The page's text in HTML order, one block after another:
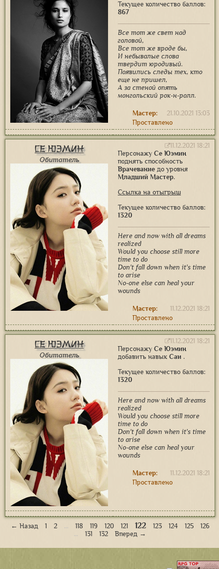
Текущее количество баллов:
867
Все тот же свет над
головой,
Все тот же вроде бы,
И небывалые слова
твердит юродивый.
Появились следы тех, кто
еще не пришел,
А за стеной опять
монгольский рок-н-ролл.
21.10.2021 13:03
Мастер:
Проставлено
Се Юэмин
Обитатель
11.12.2021 18:21
Персонажу Се Юэмин
поднять способность
Врачевание до уровня
Младший Мастер.
Ссылка на отыгрыш
Текущее количество баллов:
1320
Here and now with all dreams
realized
Would you choose still more
time to do
Don't fall down when it's time
to arise
No-one else can heal your
wounds
11.12.2021 18:21
Мастер:
Проставлено
Се Юэмин
Обитатель
11.12.2021 18:21
Персонажу Се Юэмин
добавить навык Саи .
Текущее количество баллов:
1320
Here and now with all dreams
realized
Would you choose still more
time to do
Don't fall down when it's time
to arise
No-one else can heal your
wounds
11.12.2021 18:21
Мастер:
Проставлено
← Назад 1 2 … 118 119 120 121 122 123 124 125
126
…
131 132 Вперед →